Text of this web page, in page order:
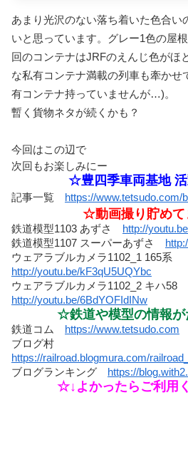
あまり光沢のない落ち着いた色合い
いと思っています。グレー1色の屋
回のコンテナはJRFのえんじ色がほ
な私有コンテナ満載の列車も牽かせ
有コンテナ持っていませんが…)。
暫く貨物ネタが続くかも？
今回はこの辺で
次回もお楽しみにー
☆豊四季車両基地
記事一覧 https://www.tetsudo.com/
☆動画撮り貯め
鉄道模型1103 あずさ
http://
鉄道模型1107 スーパーあずさ
ウェアラブルカメラ1102_1 165系
http://youtu.be/kF3qU5UQYbc
ウェアラブルカメラ1102_2 キハ58
http://youtu.be/6BdYOFIdINw
☆鉄道や模型の情報
鉄道コム
https://www.tetsudo.com
ブログ村
https://railroad.blogmura.com/
ブログランキング
https://
☆↓よかったらご利用